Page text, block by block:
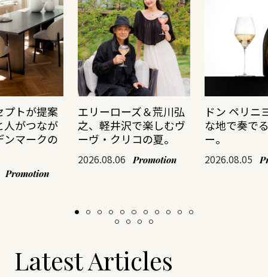
プトが提案
人がつなが
ンマークの
Promotion
エリーローズ＆荒川弘
之、軽井沢で楽しむヴ
ーヴ・クリコの夏。
2026.08.06 Promotion
ドン ペリニ
な地で奏で
ー。
2026.08.05
Latest Articles